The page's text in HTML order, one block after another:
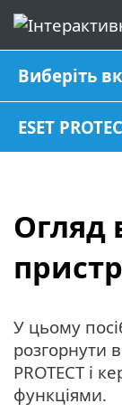
Виберіть
ESET
Огляд
У цьому
розгорнути
PROTECT і
функціями.